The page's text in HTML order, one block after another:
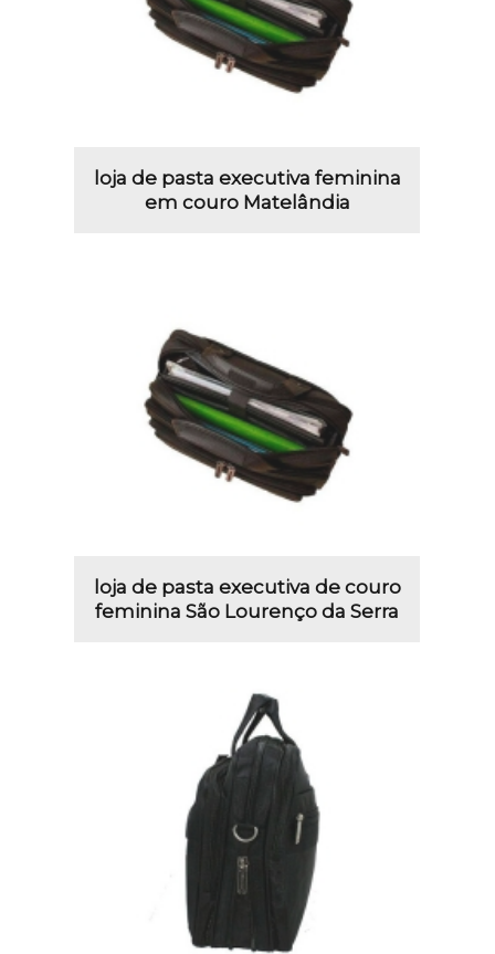
loja de pasta executiva feminina
em couro Matelândia
loja de pasta executiva de couro
feminina São Lourenço da Serra